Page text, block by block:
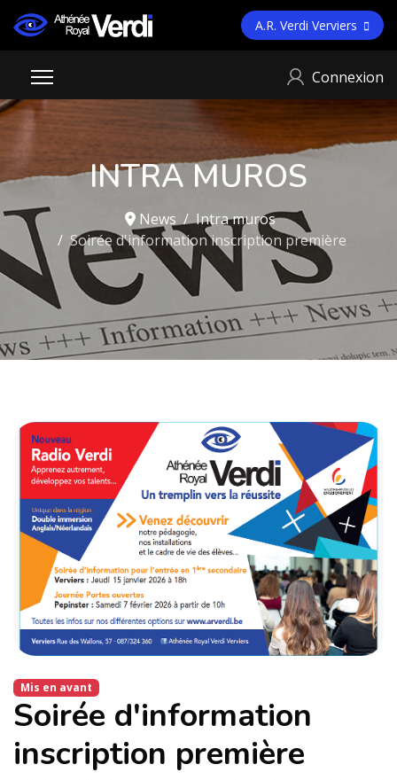
A.R. Verdi Verviers
Connexion
INTRA MUROS
News
Intra muros
Soirée d'information inscription première
Mis en avant
Soirée d'information
inscription première